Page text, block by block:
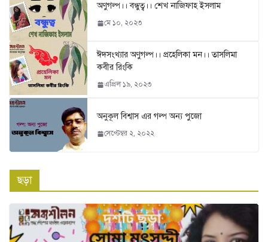
অণুগল্প।। বন্ধুত্ব।। শেখ নাজিফাহ ইসলাম
মে ১০, ২০২৩
ঈদসংখ্যার অণুগল্প।। প্রহেলিকা মন।। তাসলিমা
কবীর রিংকি
এপ্রিল ১৯, ২০২৩
অনুকূল বিশ্বাস এর গল্প অন্য পুজো
সেপ্টেম্বর ২, ২০২২
ছড়া